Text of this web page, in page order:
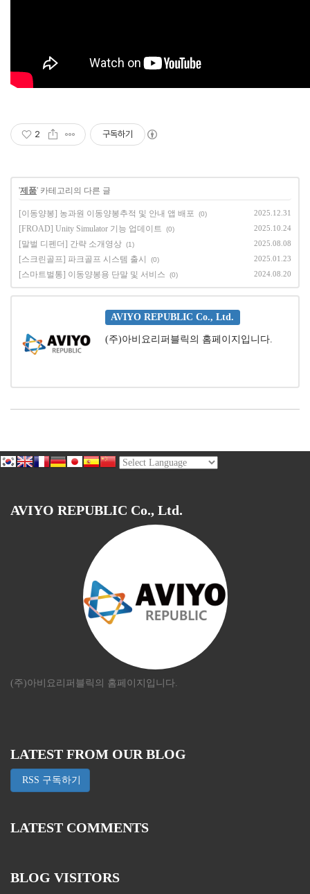
2 구독하기
'제품' 카테고리의 다른 글
[이동양봉] 농과원 이동양봉추적 및 안내 앱 배포 (0) 2025.12.31
[FROAD] Unity Simulator 기능 업데이트 (0) 2025.10.24
[말벌 디펜더] 간략 소개영상 (1) 2025.08.08
[스크린골프] 파크골프 시스템 출시 (0) 2025.01.23
[스마트벌통] 이동양봉용 단말 및 서비스 (0) 2024.08.20
AVIYO REPUBLIC Co., Ltd.
(주)아비요리퍼블릭의 홈페이지입니다.
AVIYO REPUBLIC Co., Ltd.
(주)아비요리퍼블릭의 홈페이지입니다.
LATEST FROM OUR BLOG
RSS 구독하기
LATEST COMMENTS
BLOG VISITORS